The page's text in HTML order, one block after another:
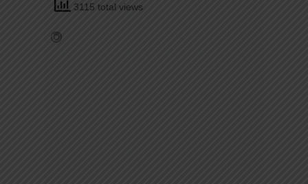
3115 total views